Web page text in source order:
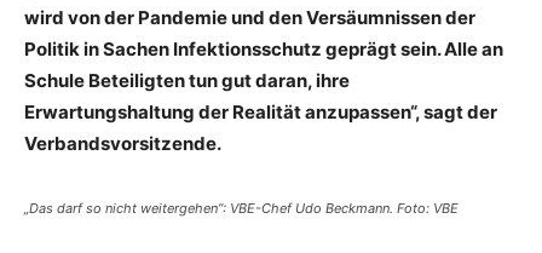
wird von der Pandemie und den Versäumnissen der
Politik in Sachen Infektionsschutz geprägt sein. Alle an
Schule Beteiligten tun gut daran, ihre
Erwartungshaltung der Realität anzupassen“, sagt der
Verbandsvorsitzende.
„Das darf so nicht weitergehen“: VBE-Chef Udo Beckmann. Foto: VBE